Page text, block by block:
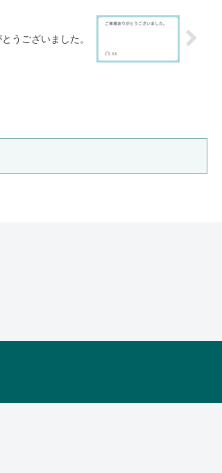
うございました。